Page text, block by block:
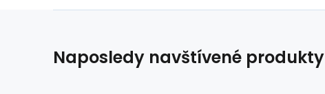
Naposledy navštívené produkty